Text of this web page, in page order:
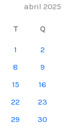
abril 2025
T Q
1 2
8 9
15 16
22 23
29 30